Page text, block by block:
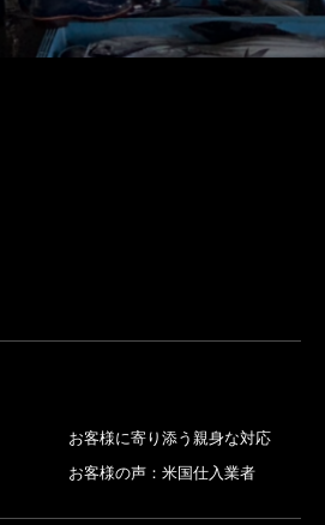
お客様に寄り添う親身な対応
お客様の声：米国仕入業者